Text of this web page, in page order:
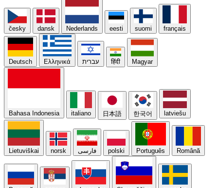
česky dansk Nederlands eesti suomi français
Deutsch Ελληνικά עברית हिंदी Magyar
Bahasa Indonesia italiano 日本語 한국어 latviešu
Lietuviškai norsk فارسی polski Português Română